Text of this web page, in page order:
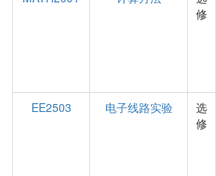
修
EE2503
电子线路实验
选
修